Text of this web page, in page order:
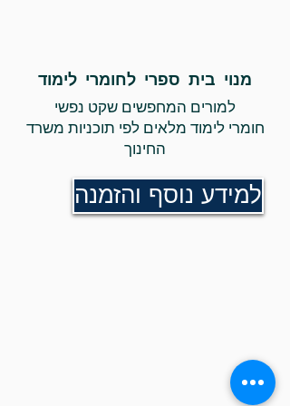
Computational Thinking
למידע נוסף
מנוי בית ספרי לחומרי לימוד
למורים המחפשים שקט נפשי
חומרי לימוד מלאים לפי תוכניות משרד
החינוך
למידע נוסף והזמנה